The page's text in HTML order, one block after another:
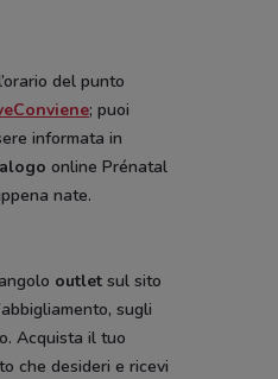
del punto
; puoi
informata in
online Prénatal
nate.
outletsul sito
sugli
Acquista il tuo
che desideri e ricevi